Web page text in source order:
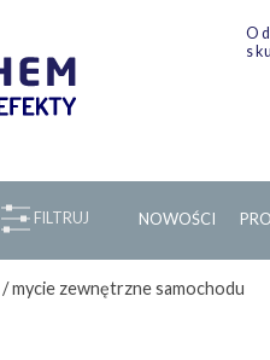
FILTRUJ NOWOŚCI PRO
/mycie zewnętrzne samochodu